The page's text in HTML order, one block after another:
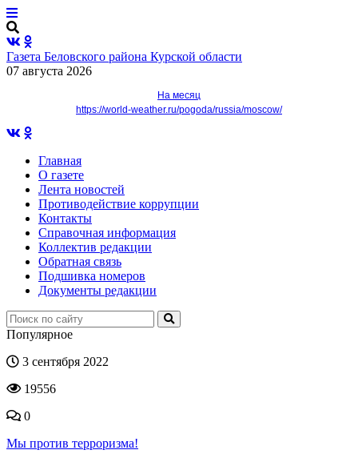
Газета Беловского района Курской области
07 августа 2026
На месяц
https://world-weather.ru/pogoda/russia/moscow/
Главная
О газете
Лента новостей
Противодействие коррупции
Контакты
Справочная информация
Коллектив редакции
Обратная связь
Подшивка номеров
Документы редакции
Популярное
3 сентября 2022
19556
0
Мы против терроризма!